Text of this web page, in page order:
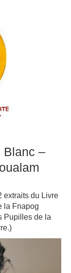
Blanc –
extraits du Livre
la Fnapog
Pupilles de la